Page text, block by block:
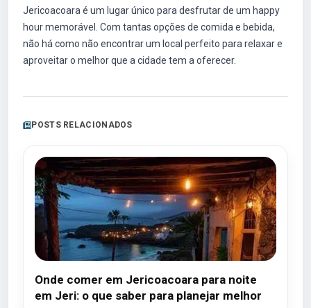
Jericoacoara é um lugar único para desfrutar de um happy
hour memorável. Com tantas opções de comida e bebida,
não há como não encontrar um local perfeito para relaxar e
aproveitar o melhor que a cidade tem a oferecer.
POSTS RELACIONADOS
Onde comer em Jericoacoara para noite
em Jeri: o que saber para planejar melhor